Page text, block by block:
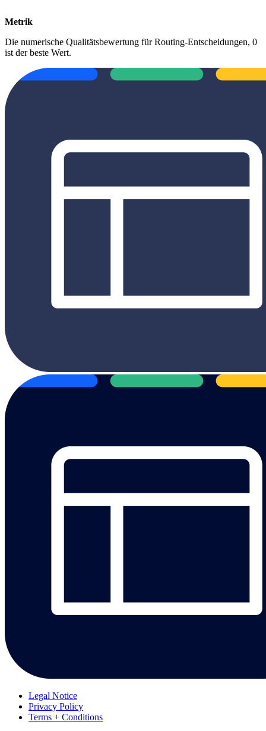
Metrik
Die numerische Qualitätsbewertung für Routing-Entscheidungen, 0
ist der beste Wert.
Legal Notice
Privacy Policy
Terms + Conditions